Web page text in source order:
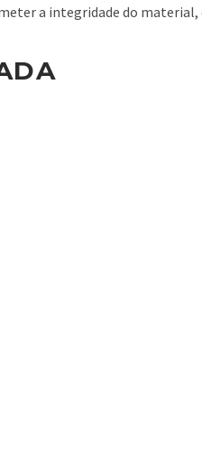
a integridade do